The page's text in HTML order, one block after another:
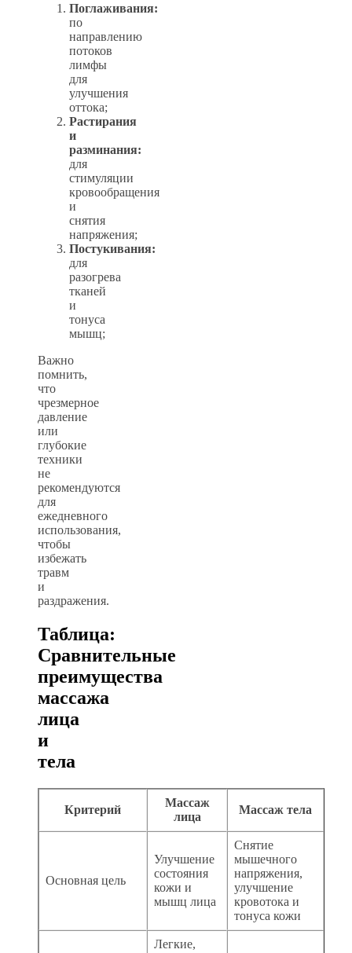
Поглаживания:
по
направлению
потоков
лимфы
для
улучшения
оттока;
Растирания
и
разминания:
для
стимуляции
кровообращения
и
снятия
напряжения;
Постукивания:
для
разогрева
тканей
и
тонуса
мышц;
Важно
помнить,
что
чрезмерное
давление
или
глубокие
техники
не
рекомендуются
для
ежедневного
использования,
чтобы
избежать
травм
и
раздражения.
Таблица:
Сравнительные
преимущества
массажа
лица
и
тела
Критерий
Массаж
лица
Массаж тела
Основная цель
Улучшение
состояния
кожи и
мышц лица
Снятие
мышечного
напряжения,
улучшение
кровотока и
тонуса кожи
Легкие,